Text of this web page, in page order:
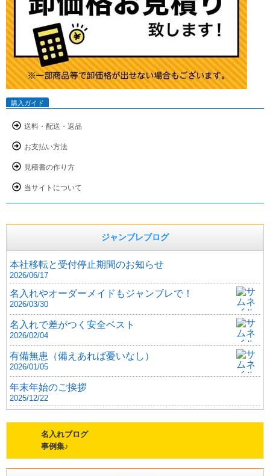
購入ガイド
送料・配送・返品
お支払い方法
見積書の作り方
当サイトについて
ジャンブレブログ
本社移転と受付停止期間のお知らせ
2026/06/17
名入れやオーダーメイドもジャンブレで！
2026/03/30
名入れで差がつく安全ベスト
2026/02/04
有備無患（備えあれば憂いなし）
2026/01/05
年末年始のご挨拶
2025/12/22
名入れブログ
事例集♪